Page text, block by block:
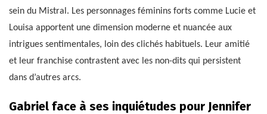
sein du Mistral. Les personnages féminins forts comme Lucie et
Louisa apportent une dimension moderne et nuancée aux
intrigues sentimentales, loin des clichés habituels. Leur amitié
et leur franchise contrastent avec les non-dits qui persistent
dans d’autres arcs.
Gabriel face à ses inquiétudes pour Jennifer